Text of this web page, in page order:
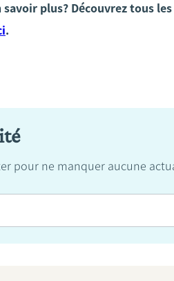
savoir plus? Découvrez tous
.
pour ne manquer aucune